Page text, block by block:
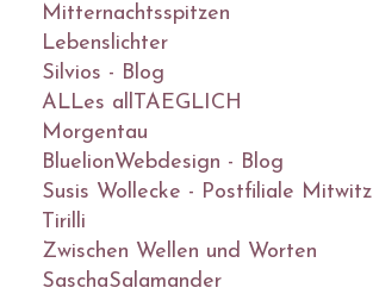
Mitternachtsspitzen
Lebenslichter
Silvios - Blog
ALLes allTAEGLICH
Morgentau
BluelionWebdesign - Blog
Susis Wollecke - Postfiliale Mitwitz
Tirilli
Zwischen Wellen und Worten
SaschaSalamander